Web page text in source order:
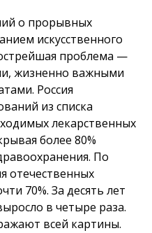
о прорывных
искусственного
проблема —
жизненно важными
Россия
из списка
лекарственных
более 80%
По
отечественных
70%. За десять лет
в четыре раза.
всей картины.